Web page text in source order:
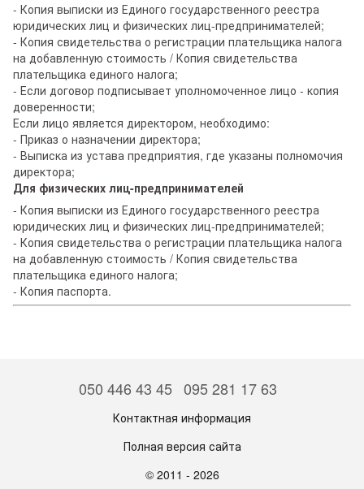
- Копия выписки из Единого государственного реестра
юридических лиц и физических лиц-предпринимателей;
- Копия свидетельства о регистрации плательщика налога
на добавленную стоимость / Копия свидетельства
плательщика единого налога;
- Если договор подписывает уполномоченное лицо - копия
доверенности;
Если лицо является директором, необходимо:
- Приказ о назначении директора;
- Выписка из устава предприятия, где указаны полномочия
директора;
Для физических лиц-предпринимателей
- Копия выписки из Единого государственного реестра
юридических лиц и физических лиц-предпринимателей;
- Копия свидетельства о регистрации плательщика налога
на добавленную стоимость / Копия свидетельства
плательщика единого налога;
- Копия паспорта.
050 446 43 45 095 281 17 63
Контактная информация
Полная версия сайта
© 2011 - 2026